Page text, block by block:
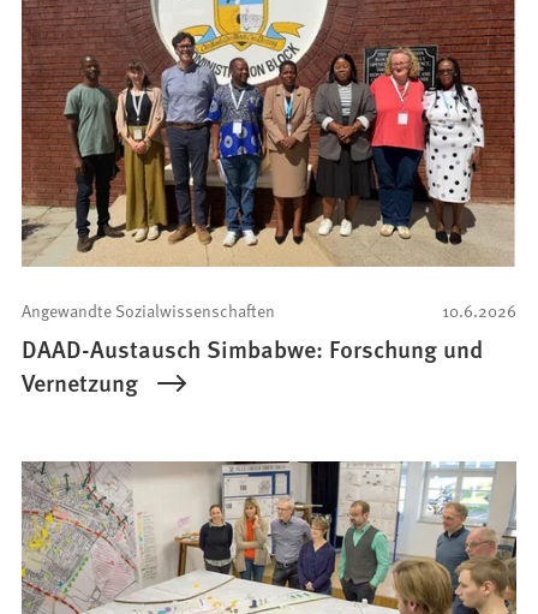
10.6.2026
Angewandte Sozialwissenschaften
DAAD-Austausch Simbabwe: Forschung und
Vernetzung